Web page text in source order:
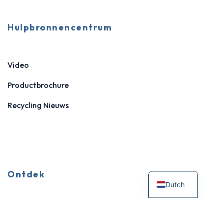
Hulpbronnencentrum
Video
Productbrochure
Recycling Nieuws
Ontdek
Dutch